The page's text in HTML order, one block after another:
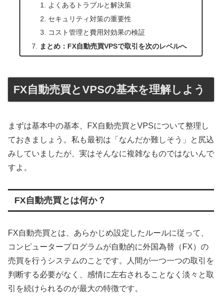
よくあるトラブルと解決策
セキュリティ対策の重要性
コスト管理と費用対効果の検証
まとめ：FX自動売買VPSで取引を次のレベルへ
FX自動売買とVPSの基本を理解しよう
まずは基本中の基本、FX自動売買とVPSについて整理し
ておきましょう。私も最初は「なんだか難しそう」と尻込
みしていましたが、実はそんなに複雑なものではないんで
すよ。
FX自動売買とは何か？
FX自動売買とは、あらかじめ設定したルールに従って、
コンピュータープログラムが自動的に外国為替（FX）の
売買を行うシステムのことです。人間が一つ一つの取引を
判断する必要がなく、感情に左右されることなく淡々と取
引を続けられるのが最大の特徴です。